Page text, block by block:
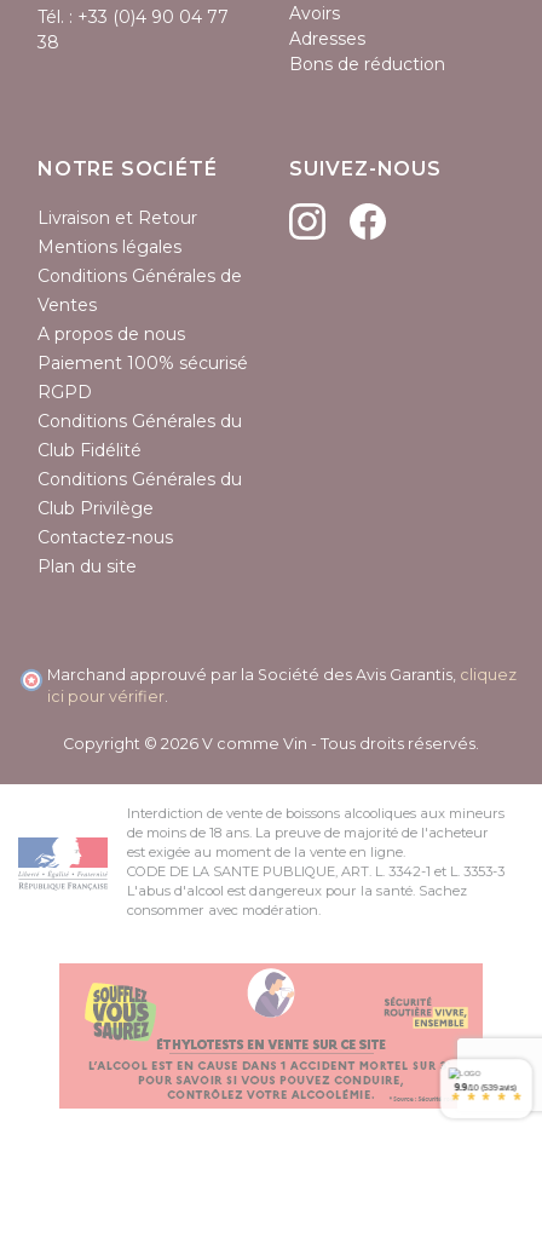
Tél. : +33 (0)4 90 04 77
38
Avoirs
Adresses
Bons de réduction
NOTRE SOCIÉTÉ
Livraison et Retour
Mentions légales
Conditions Générales de
Ventes
A propos de nous
Paiement 100% sécurisé
RGPD
Conditions Générales du
Club Fidélité
Conditions Générales du
Club Privilège
Contactez-nous
Plan du site
SUIVEZ-NOUS
Marchand approuvé par la Société des Avis Garantis, cliquez
ici pour vérifier
Copyright © 2026 V comme Vin - Tous droits réservés.
Interdiction de vente de boissons alcooliques aux mineurs
de moins de 18 ans. La preuve de majorité de l'acheteur
est exigée au moment de la vente en ligne.
CODE DE LA SANTE PUBLIQUE, ART. L. 3342-1 et L. 3353-3
L'abus d'alcool est dangereux pour la santé. Sachez
consommer avec modération.
9.9/10 (539 avis)
* * * * *